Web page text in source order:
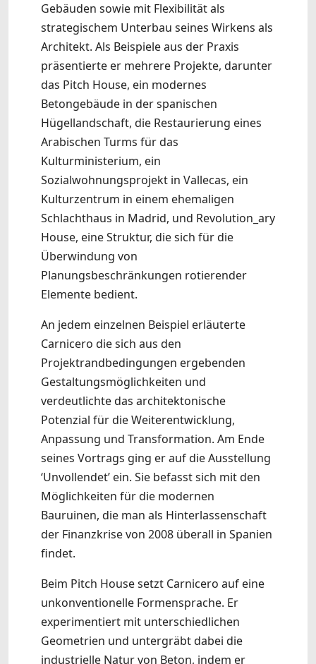
Gebäuden sowie mit Flexibilität als
strategischem Unterbau seines Wirkens als
Architekt. Als Beispiele aus der Praxis
präsentierte er mehrere Projekte, darunter
das Pitch House, ein modernes
Betongebäude in der spanischen
Hügellandschaft, die Restaurierung eines
Arabischen Turms für das
Kulturministerium, ein
Sozialwohnungsprojekt in Vallecas, ein
Kulturzentrum in einem ehemaligen
Schlachthaus in Madrid, und Revolution_ary
House, eine Struktur, die sich für die
Überwindung von
Planungsbeschränkungen rotierender
Elemente bedient.
An jedem einzelnen Beispiel erläuterte
Carnicero die sich aus den
Projektrandbedingungen ergebenden
Gestaltungsmöglichkeiten und
verdeutlichte das architektonische
Potenzial für die Weiterentwicklung,
Anpassung und Transformation. Am Ende
seines Vortrags ging er auf die Ausstellung
‘Unvollendet’ ein. Sie befasst sich mit den
Möglichkeiten für die modernen
Bauruinen, die man als Hinterlassenschaft
der Finanzkrise von 2008 überall in Spanien
findet.
Beim Pitch House setzt Carnicero auf eine
unkonventionelle Formensprache. Er
experimentiert mit unterschiedlichen
Geometrien und untergräbt dabei die
industrielle Natur von Beton, indem er